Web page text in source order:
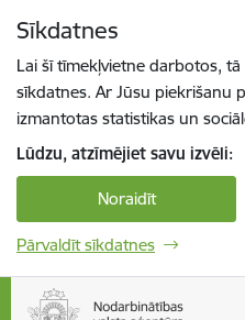
Sīkdatnes
Lai šī tīmekļvietne darbotos,
sīkdatnes. Ar Jūsu piekrišanu
izmantotas statistikas un
Lūdzu, atzīmējiet savu izvēli:
Noraidīt
Pārvaldīt sīkdatnes